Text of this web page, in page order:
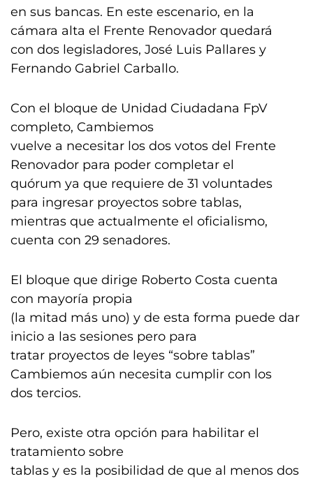
en sus bancas. En este escenario, en la
cámara alta el Frente Renovador quedará
con dos legisladores, José Luis Pallares y
Fernando Gabriel Carballo.
Con el bloque de Unidad Ciudadana FpV
completo, Cambiemos
vuelve a necesitar los dos votos del Frente
Renovador para poder completar el
quórum ya que requiere de 31 voluntades
para ingresar proyectos sobre tablas,
mientras que actualmente el oficialismo,
cuenta con 29 senadores.
El bloque que dirige Roberto Costa cuenta
con mayoría propia
(la mitad más uno) y de esta forma puede dar
inicio a las sesiones pero para
tratar proyectos de leyes “sobre tablas”
Cambiemos aún necesita cumplir con los
dos tercios.
Pero, existe otra opción para habilitar el
tratamiento sobre
tablas y es la posibilidad de que al menos dos